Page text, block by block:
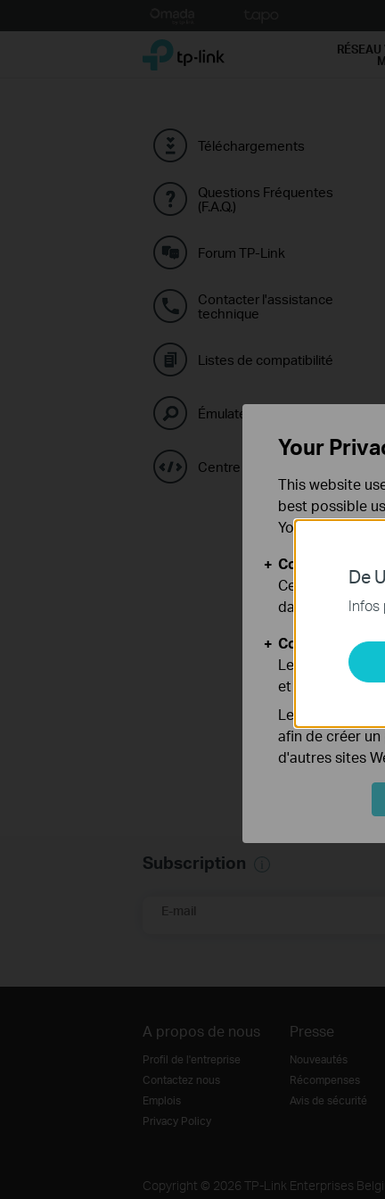
to
TP-Link, Reliably Smart
Téléchargements
Questions Fréquentes
(F.A.Q.)
Forum TP-Link
Contacter l'assistance
technique
Listes de compatibilité
Émulateurs TP-Link
Centre de code GPL
Subscription
E-mail
A propos de nous
Profil de l'entreprise
Contactez nous
Emplois
Privacy Policy
Presse
Nouveautés
Récompenses
Avis de sécurité
Copyright © 2026 TP-Link Enterprises
De
Infos
Your
This website
best possible
You can find
Cookies
Ces cookies
dans vos
Cookies
Les cookies
et ajuster les
Les cookies
afin de créer
d'autres sites